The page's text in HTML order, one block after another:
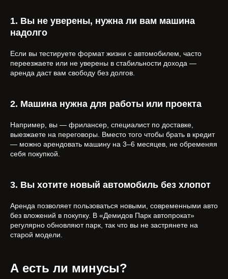
1. Вы не уверены, нужна ли вам машина
надолго
Если вы тестируете формат жизни с автомобилем, часто
переезжаете или не уверены в стабильности дохода —
аренда даст вам свободу без долгов.
2. Машина нужна для работы или проекта
Например, вы — фрилансер, специалист по доставке,
выезжаете на переговоры. Вместо того чтобы брать в кредит
— можно арендовать машину на 3–6 месяцев, не обременяя
себя покупкой.
3. Вы хотите новый автомобиль без хлопот
Аренда позволяет пользоваться новыми, современными авто
без вложений в покупку. В «Демидов Парк автопрокат»
регулярно обновляют парк, так что вы не застрянете на
старой модели.
А есть ли минусы?